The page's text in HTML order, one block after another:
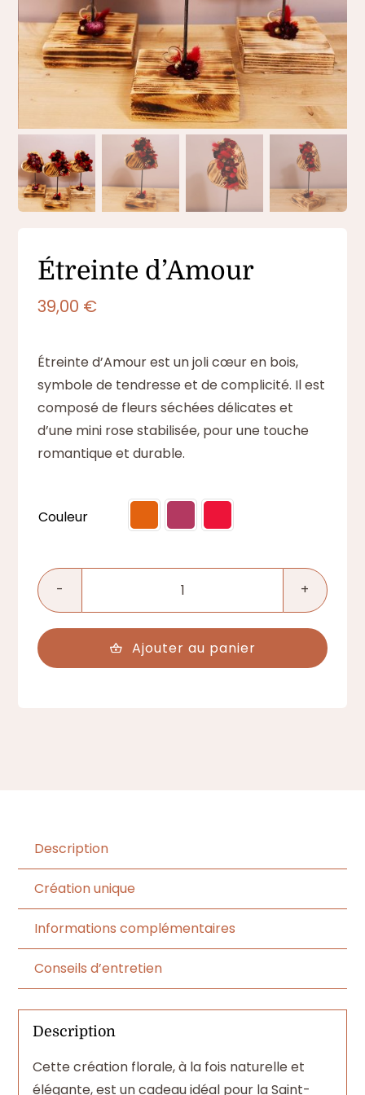
Étreinte d’Amour
39,00 €
Étreinte d’Amour est un joli cœur en bois,
symbole de tendresse et de complicité. Il est
composé de fleurs séchées délicates et
d’une mini rose stabilisée, pour une touche
romantique et durable.
Couleur
quantité
Étreinte
d’Amour
Ajouter au panier
Description
Création unique
Informations complémentaires
Conseils d’entretien
Description
Cette création florale, à la fois naturelle et
élégante, est un cadeau idéal pour la Saint-